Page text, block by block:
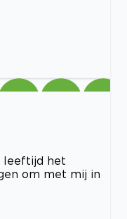
leeftijd het
om met mij in